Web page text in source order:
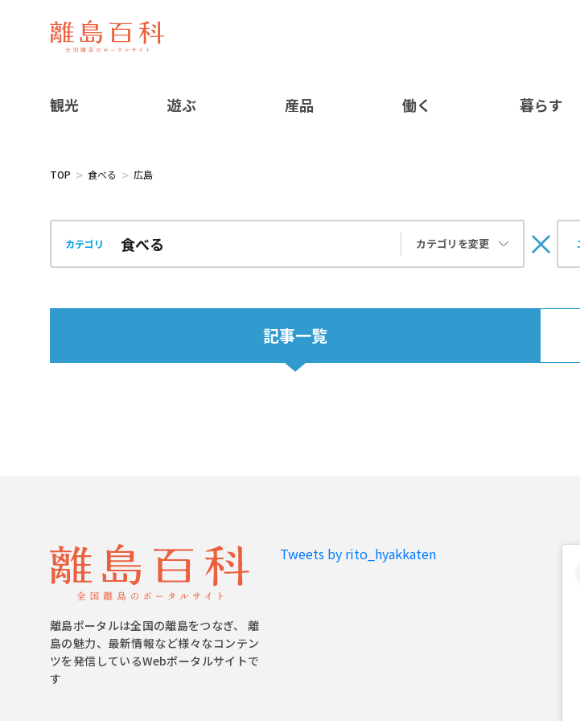
観光 遊ぶ 産品 働く 暮らす
TOP 食べる 広島
カテゴリ カテゴリを変更
記事一覧
離島ポータルは全国の離島をつなぎ、 離
島の魅力、最新情報など様々なコンテン
ツを発信しているWebポータルサイトで
す
Tweets by rito_hyakkaten